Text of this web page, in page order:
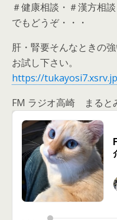
＃健康相談・＃漢方相
でもどうぞ・・・
肝・腎要そんなときの
お試し下さい。
https://
FM ラジオ高崎 まると